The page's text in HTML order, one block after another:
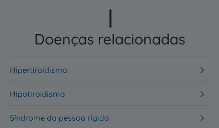
Doenças relacionadas
Hipertiroidismo
Hipotiroidismo
Síndrome da pessoa rígida